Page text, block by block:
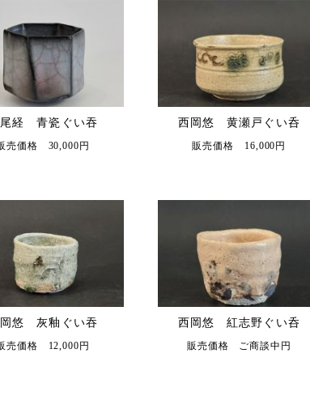
経 青瓷ぐい吞
売価格 30,000円
西岡悠 黄瀬戸ぐい呑
販売価格 16,000円
悠 灰釉ぐい吞
売価格 12,000円
西岡悠 紅志野ぐい呑
販売価格 ご商談中円